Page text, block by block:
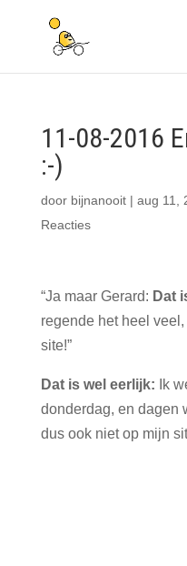
11-08-2016
:-)
door bijnanooit| aug 11,
Reacties
“Ja maar Gerard: Dat
regende het heel
site!”
Dat is wel eerlijk: Ik
donderdag, en dagen
dus ook niet op mijn